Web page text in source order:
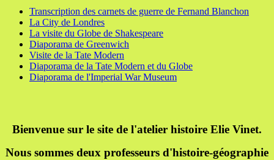
Transcription des carnets de guerre de Fernand Blanchon
La City de Londres
La visite du Globe de Shakespeare
Diaporama de Greenwich
Visite de la Tate Modern
Diaporama de la Tate Modern et du Globe
Diaporama de l'Imperial War Museum
Bienvenue sur le site de l'atelier histoire Elie Vinet.
Nous sommes deux professeurs d'histoire-géographie